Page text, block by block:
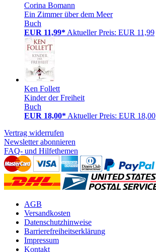
Corina Bomann
Ein Zimmer über dem Meer
Buch
EUR 11,99* Aktueller Preis: EUR 11,99
Ken Follett
Kinder der Freiheit
Buch
EUR 18,00* Aktueller Preis: EUR 18,00
Vertrag widerrufen
Newsletter abonnieren
FAQ- und Hilfethemen
AGB
Versandkosten
Datenschutzhinweise
Barrierefreiheitserklärung
Impressum
Kontakt